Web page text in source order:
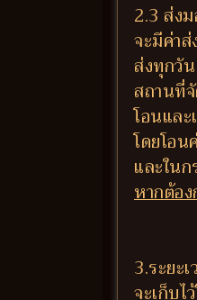
2.3 ส่ง
จะมีค่า
ส่งทุกวั
สถานที่
โอนแล
โดยโอ
และใน
หากต้อ
3.ระยะ
จะเก็บไ